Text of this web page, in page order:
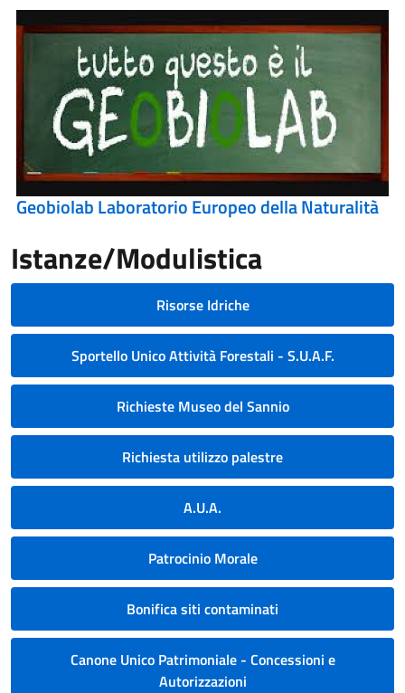
Geobiolab Laboratorio Europeo della Naturalità
Istanze/Modulistica
Risorse Idriche
Sportello Unico Attività Forestali - S.U.A.F.
Richieste Museo del Sannio
Richiesta utilizzo palestre
A.U.A.
Patrocinio Morale
Bonifica siti contaminati
Canone Unico Patrimoniale - Concessioni e
Autorizzazioni